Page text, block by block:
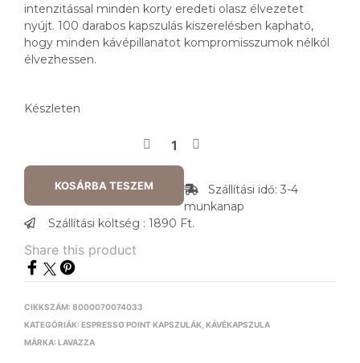
intenzitással minden korty eredeti olasz élvezetet
nyújt. 100 darabos kapszulás kiszerelésben kapható,
hogy minden kávépillanatot kompromisszumok nélkól
élvezhessen.
Készleten
KOSÁRBA TESZEM
Szállítási idő: 3-4
munkanap
Szállítási költség : 1890 Ft.
Share this product
CIKKSZÁM: 8000070074033
KATEGÓRIÁK: ESPRESSO POINT KAPSZULÁK KÁVÉKAPSZULA
MÁRKA: LAVAZZA